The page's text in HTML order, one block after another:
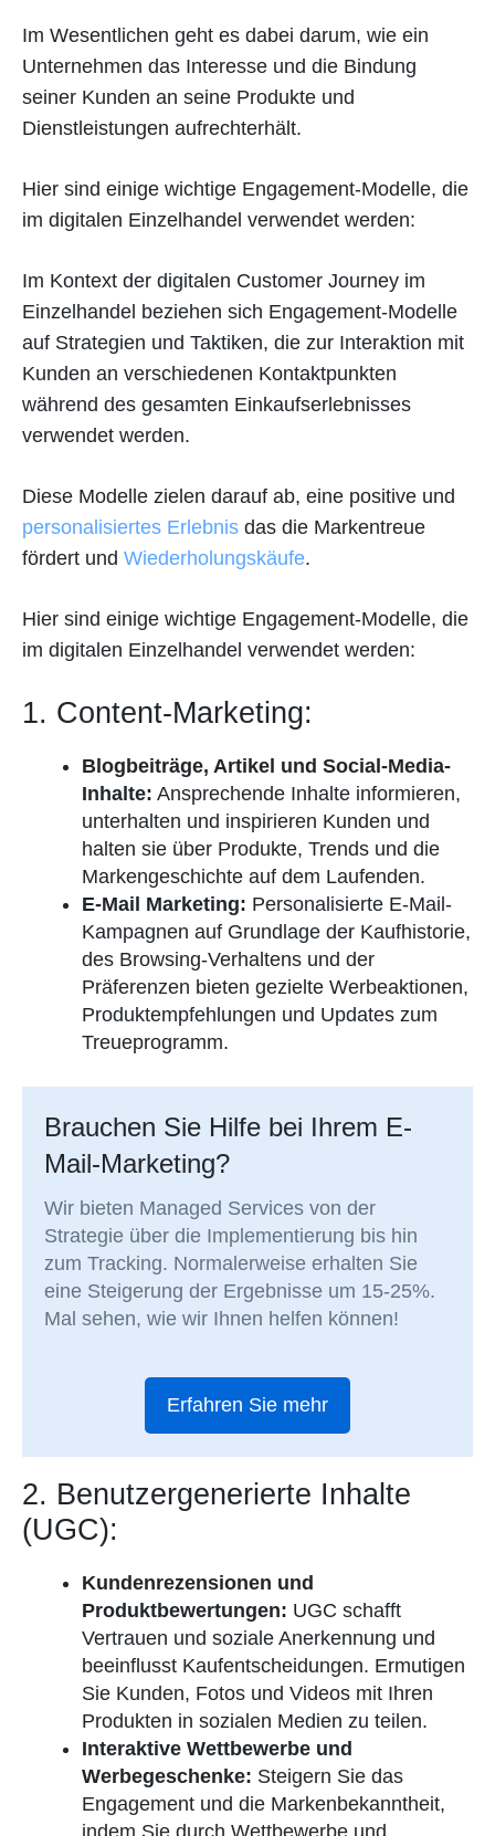
Im Wesentlichen geht es dabei darum, wie ein
Unternehmen das Interesse und die Bindung
seiner Kunden an seine Produkte und
Dienstleistungen aufrechterhält.
Hier sind einige wichtige Engagement-Modelle, die
im digitalen Einzelhandel verwendet werden:
Im Kontext der digitalen Customer Journey im
Einzelhandel beziehen sich Engagement-Modelle
auf Strategien und Taktiken, die zur Interaktion mit
Kunden an verschiedenen Kontaktpunkten
während des gesamten Einkaufserlebnisses
verwendet werden.
Diese Modelle zielen darauf ab, eine positive und
personalisiertes Erlebnis das die Markentreue
fördert und Wiederholungskäufe.
Hier sind einige wichtige Engagement-Modelle, die
im digitalen Einzelhandel verwendet werden:
1. Content-Marketing:
Blogbeiträge, Artikel und Social-Media-
Inhalte: Ansprechende Inhalte informieren,
unterhalten und inspirieren Kunden und
halten sie über Produkte, Trends und die
Markengeschichte auf dem Laufenden.
E-Mail Marketing: Personalisierte E-Mail-
Kampagnen auf Grundlage der Kaufhistorie,
des Browsing-Verhaltens und der
Präferenzen bieten gezielte Werbeaktionen,
Produktempfehlungen und Updates zum
Treueprogramm.
Brauchen Sie Hilfe bei Ihrem E-
Mail-Marketing?
Wir bieten Managed Services von der
Strategie über die Implementierung bis hin
zum Tracking. Normalerweise erhalten Sie
eine Steigerung der Ergebnisse um 15-25%.
Mal sehen, wie wir Ihnen helfen können!
Erfahren Sie mehr
2. Benutzergenerierte Inhalte
(UGC):
Kundenrezensionen und
Produktbewertungen: UGC schafft
Vertrauen und soziale Anerkennung und
beeinflusst Kaufentscheidungen. Ermutigen
Sie Kunden, Fotos und Videos mit Ihren
Produkten in sozialen Medien zu teilen.
Interaktive Wettbewerbe und
Werbegeschenke: Steigern Sie das
Engagement und die Markenbekanntheit,
indem Sie durch Wettbewerbe und